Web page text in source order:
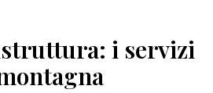
i servizi